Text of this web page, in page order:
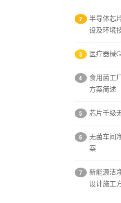
半导体芯
设及环境
医疗器械
食用菌工
方案简述
芯片千级
无菌车间
案
新能源洁
设计施工